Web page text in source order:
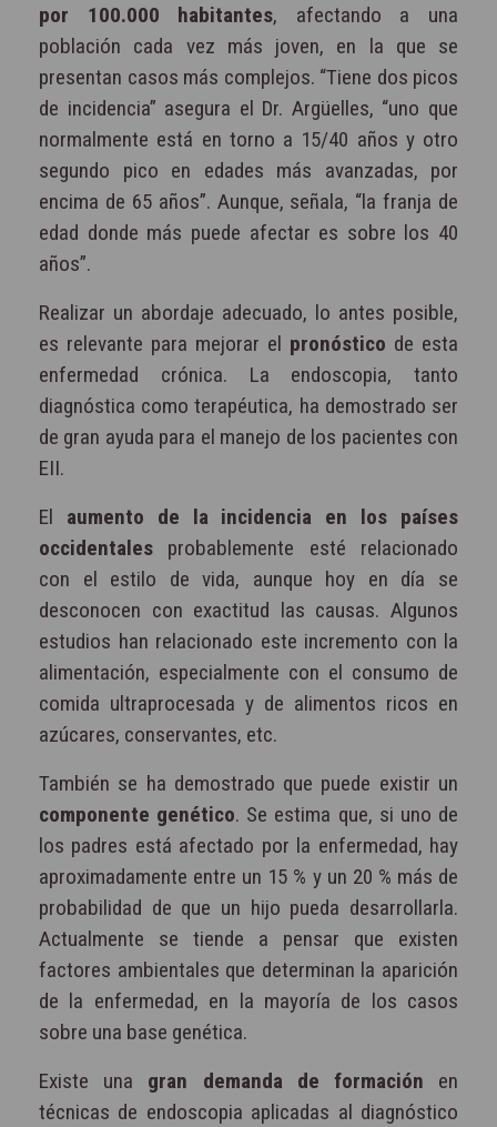
por 100.000 habitantes, afectando a una
población cada vez más joven, en la que se
presentan casos más complejos. “Tiene dos picos
de incidencia” asegura el Dr. Argüelles, “uno que
normalmente está en torno a 15/40 años y otro
segundo pico en edades más avanzadas, por
encima de 65 años”. Aunque, señala, “la franja de
edad donde más puede afectar es sobre los 40
años”.
Realizar un abordaje adecuado, lo antes posible,
es relevante para mejorar el pronóstico de esta
enfermedad crónica. La endoscopia, tanto
diagnóstica como terapéutica, ha demostrado ser
de gran ayuda para el manejo de los pacientes con
EII.
El aumento de la incidencia en los países
occidentales probablemente esté relacionado
con el estilo de vida, aunque hoy en día se
desconocen con exactitud las causas. Algunos
estudios han relacionado este incremento con la
alimentación, especialmente con el consumo de
comida ultraprocesada y de alimentos ricos en
azúcares, conservantes, etc.
También se ha demostrado que puede existir un
componente genético. Se estima que, si uno de
los padres está afectado por la enfermedad, hay
aproximadamente entre un 15 % y un 20 % más de
probabilidad de que un hijo pueda desarrollarla.
Actualmente se tiende a pensar que existen
factores ambientales que determinan la aparición
de la enfermedad, en la mayoría de los casos
sobre una base genética.
Existe una gran demanda de formación en
técnicas de endoscopia aplicadas al diagnóstico